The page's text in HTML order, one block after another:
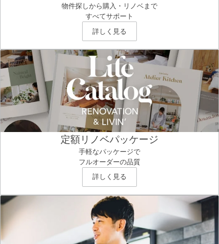
物件探しから購入・リノベまで
すべてサポート
詳しく見る
定額リノベパッケージ
手軽なパッケージで
フルオーダーの品質
詳しく見る